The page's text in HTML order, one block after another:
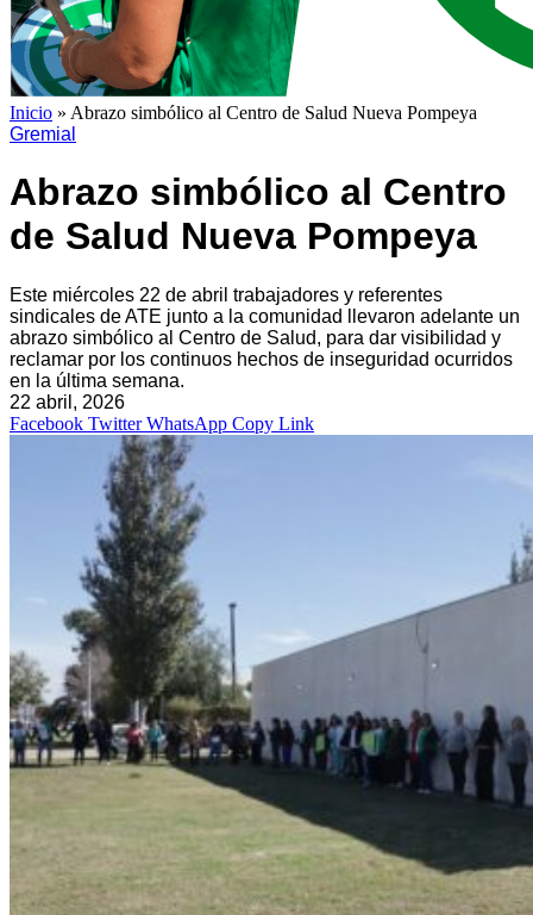
Inicio » Abrazo simbólico al Centro de Salud Nueva Pompeya
Gremial
Abrazo simbólico al Centro
de Salud Nueva Pompeya
Este miércoles 22 de abril trabajadores y referentes
sindicales de ATE junto a la comunidad llevaron adelante un
abrazo simbólico al Centro de Salud, para dar visibilidad y
reclamar por los continuos hechos de inseguridad ocurridos
en la última semana.
22 abril, 2026
Facebook Twitter WhatsApp Copy Link